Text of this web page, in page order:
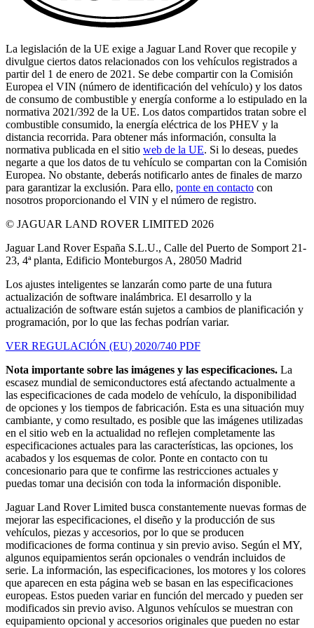
La legislación de la UE exige a Jaguar Land Rover que recopile y
divulgue ciertos datos relacionados con los vehículos registrados a
partir del 1 de enero de 2021. Se debe compartir con la Comisión
Europea el VIN (número de identificación del vehículo) y los datos
de consumo de combustible y energía conforme a lo estipulado en la
normativa 2021/392 de la UE. Los datos compartidos tratan sobre el
combustible consumido, la energía eléctrica de los PHEV y la
distancia recorrida. Para obtener más información, consulta la
normativa publicada en el sitio web de la UE. Si lo deseas, puedes
negarte a que los datos de tu vehículo se compartan con la Comisión
Europea. No obstante, deberás notificarlo antes de finales de marzo
para garantizar la exclusión. Para ello, ponte en contacto con
nosotros proporcionando el VIN y el número de registro.
© JAGUAR LAND ROVER LIMITED 2026
Jaguar Land Rover España S.L.U., Calle del Puerto de Somport 21-
23, 4ª planta, Edificio Monteburgos A, 28050 Madrid
Los ajustes inteligentes se lanzarán como parte de una futura
actualización de software inalámbrica. El desarrollo y la
actualización de software están sujetos a cambios de planificación y
programación, por lo que las fechas podrían variar.
VER REGULACIÓN (EU) 2020/740 PDF
Nota importante sobre las imágenes y las especificaciones. La
escasez mundial de semiconductores está afectando actualmente a
las especificaciones de cada modelo de vehículo, la disponibilidad
de opciones y los tiempos de fabricación. Esta es una situación muy
cambiante, y como resultado, es posible que las imágenes utilizadas
en el sitio web en la actualidad no reflejen completamente las
especificaciones actuales para las características, las opciones, los
acabados y los esquemas de color. Ponte en contacto con tu
concesionario para que te confirme las restricciones actuales y
puedas tomar una decisión con toda la información disponible.
Jaguar Land Rover Limited busca constantemente nuevas formas de
mejorar las especificaciones, el diseño y la producción de sus
vehículos, piezas y accesorios, por lo que se producen
modificaciones de forma continua y sin previo aviso. Según el MY,
algunos equipamientos serán opcionales o vendrán incluidos de
serie. La información, las especificaciones, los motores y los colores
que aparecen en esta página web se basan en las especificaciones
europeas. Estos pueden variar en función del mercado y pueden ser
modificados sin previo aviso. Algunos vehículos se muestran con
equipamiento opcional y accesorios originales que pueden no estar